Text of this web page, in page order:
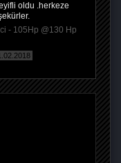
oldu .herkeze
- 105Hp @130 Hp